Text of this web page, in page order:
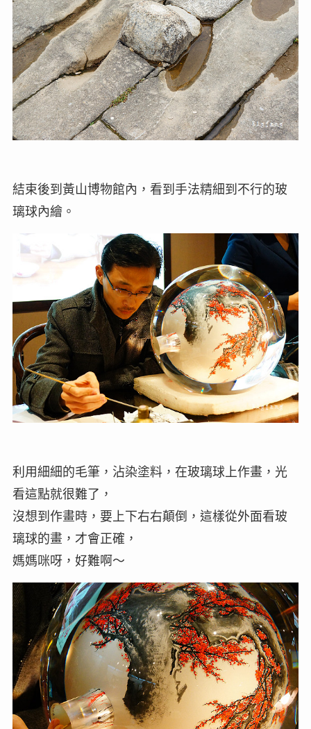
結束後到黃山博物館內，看到手法精細到不行的玻
璃球內繪。
利用細細的毛筆，沾染塗料，在玻璃球上作畫，光
看這點就很難了，
沒想到作畫時，要上下右右顛倒，這樣從外面看玻
璃球的畫，才會正確，
媽媽咪呀，好難啊～